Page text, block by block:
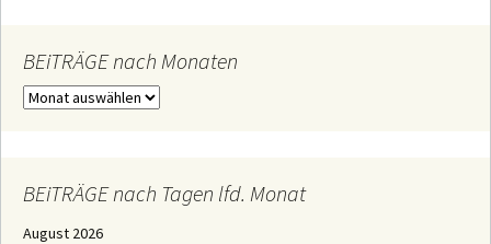
n
a
c
h
BEiTRÄGE nach Monaten
B
E
G
n
BEiTRÄGE nach Tagen lfd. Monat
August 2026